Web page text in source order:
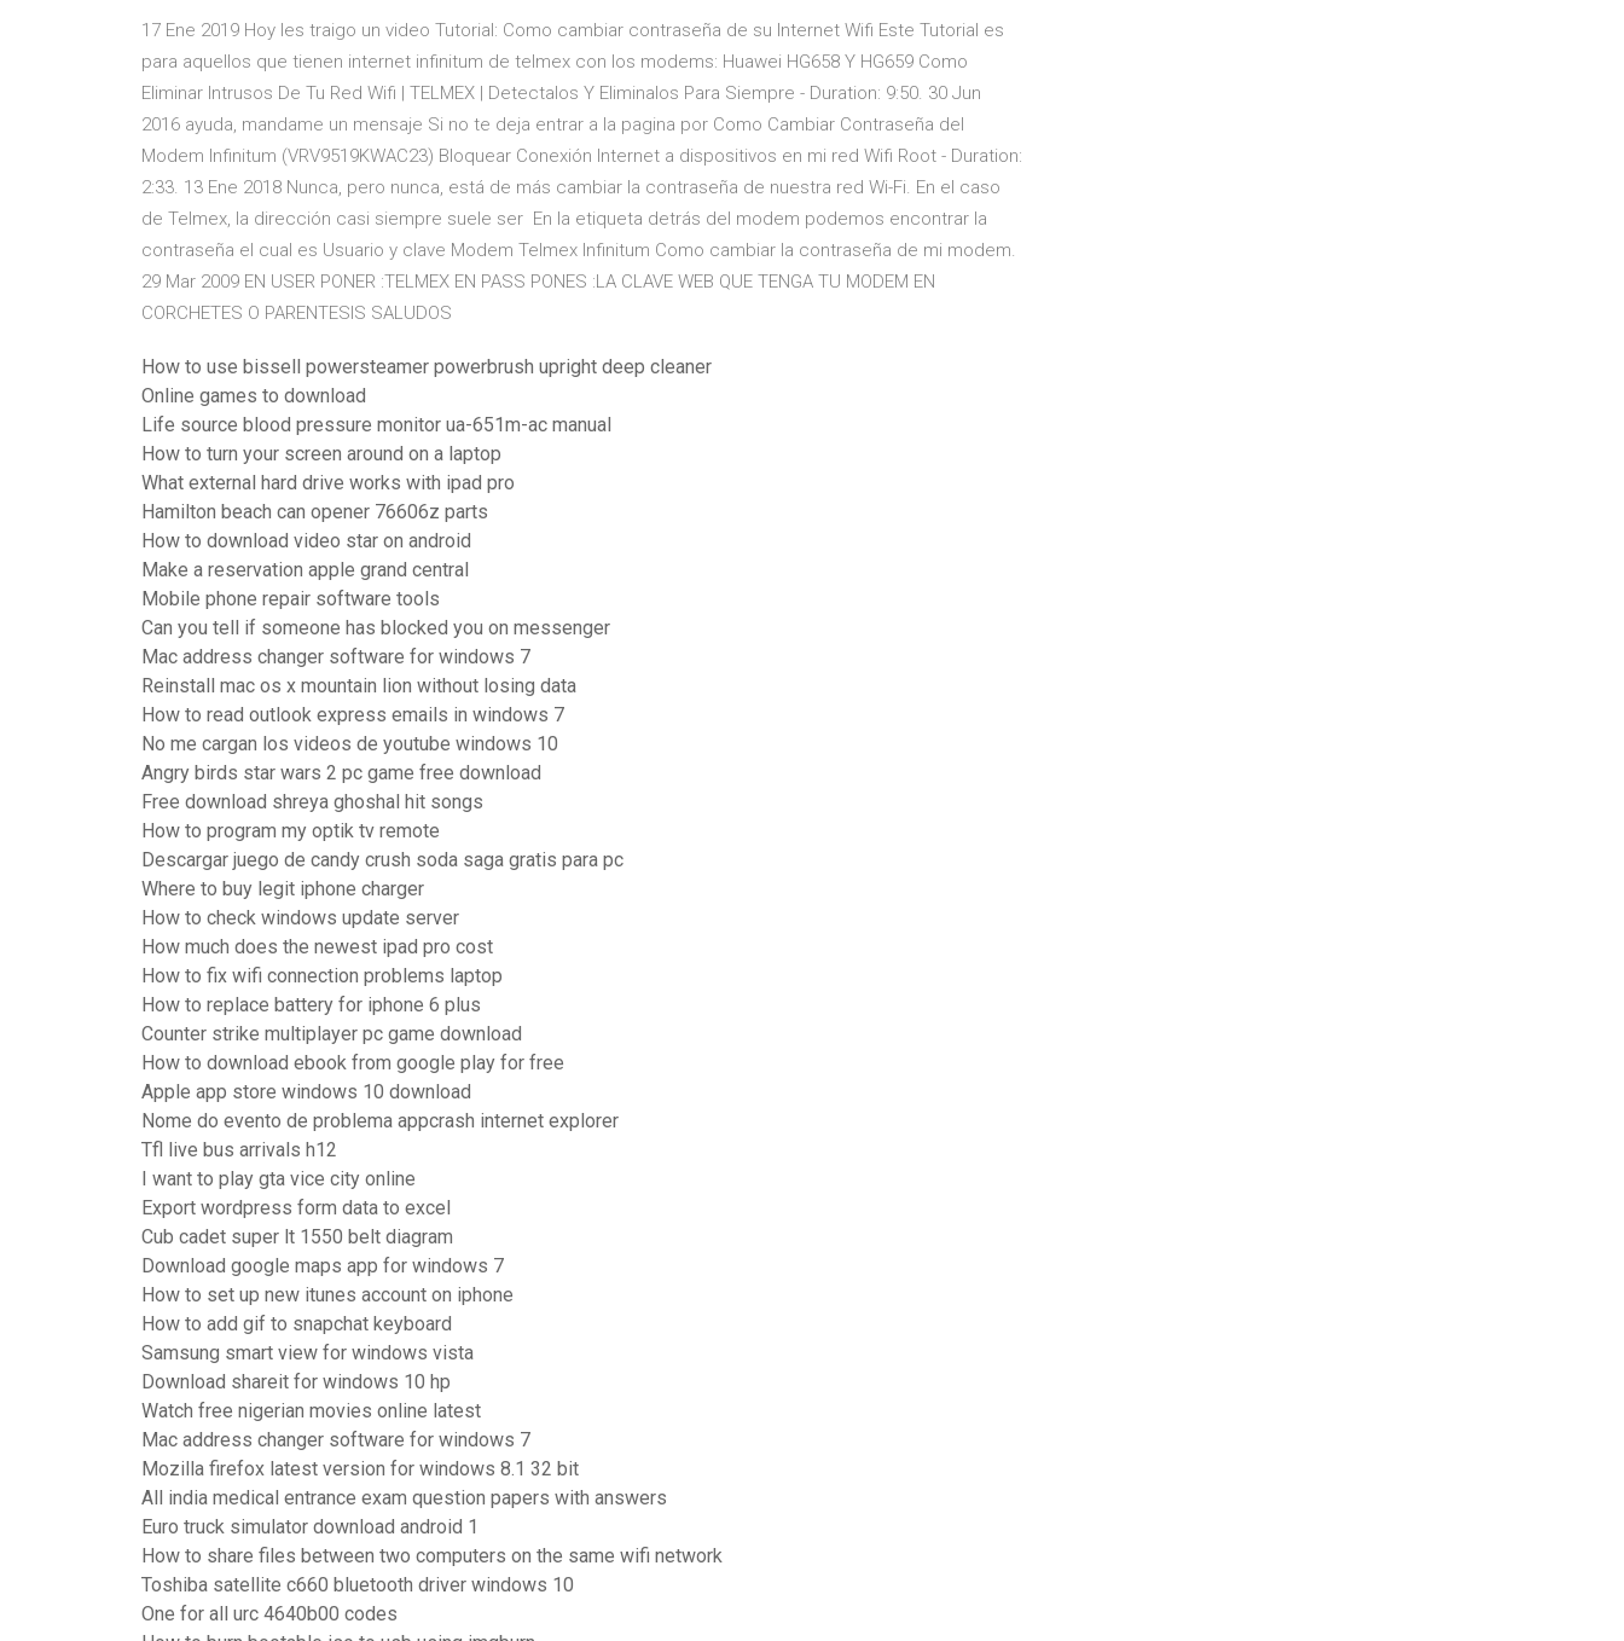
17 Ene 2019 Hoy les traigo un video Tutorial: Como cambiar contraseña de su Internet Wifi Este Tutorial es
para aquellos que tienen internet infinitum de telmex con los modems: Huawei HG658 Y HG659 Como
Eliminar Intrusos De Tu Red Wifi | TELMEX | Detectalos Y Eliminalos Para Siempre - Duration: 9:50. 30 Jun
2016 ayuda, mandame un mensaje Si no te deja entrar a la pagina por Como Cambiar Contraseña del
Modem Infinitum (VRV9519KWAC23) Bloquear Conexión Internet a dispositivos en mi red Wifi Root - Duration:
2:33. 13 Ene 2018 Nunca, pero nunca, está de más cambiar la contraseña de nuestra red Wi-Fi. En el caso
de Telmex, la dirección casi siempre suele ser En la etiqueta detrás del modem podemos encontrar la
contraseña el cual es Usuario y clave Modem Telmex Infinitum Como cambiar la contraseña de mi modem.
29 Mar 2009 EN USER PONER :TELMEX EN PASS PONES :LA CLAVE WEB QUE TENGA TU MODEM EN
CORCHETES O PARENTESIS SALUDOS
How to use bissell powersteamer powerbrush upright deep cleaner
Online games to download
Life source blood pressure monitor ua-651m-ac manual
How to turn your screen around on a laptop
What external hard drive works with ipad pro
Hamilton beach can opener 76606z parts
How to download video star on android
Make a reservation apple grand central
Mobile phone repair software tools
Can you tell if someone has blocked you on messenger
Mac address changer software for windows 7
Reinstall mac os x mountain lion without losing data
How to read outlook express emails in windows 7
No me cargan los videos de youtube windows 10
Angry birds star wars 2 pc game free download
Free download shreya ghoshal hit songs
How to program my optik tv remote
Descargar juego de candy crush soda saga gratis para pc
Where to buy legit iphone charger
How to check windows update server
How much does the newest ipad pro cost
How to fix wifi connection problems laptop
How to replace battery for iphone 6 plus
Counter strike multiplayer pc game download
How to download ebook from google play for free
Apple app store windows 10 download
Nome do evento de problema appcrash internet explorer
Tfl live bus arrivals h12
I want to play gta vice city online
Export wordpress form data to excel
Cub cadet super lt 1550 belt diagram
Download google maps app for windows 7
How to set up new itunes account on iphone
How to add gif to snapchat keyboard
Samsung smart view for windows vista
Download shareit for windows 10 hp
Watch free nigerian movies online latest
Mac address changer software for windows 7
Mozilla firefox latest version for windows 8.1 32 bit
All india medical entrance exam question papers with answers
Euro truck simulator download android 1
How to share files between two computers on the same wifi network
Toshiba satellite c660 bluetooth driver windows 10
One for all urc 4640b00 codes